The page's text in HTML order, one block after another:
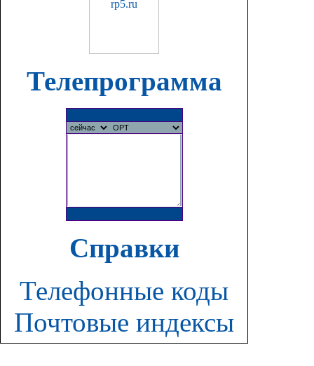
Телепрограмма
Справки
Телефонные коды
Почтовые индексы